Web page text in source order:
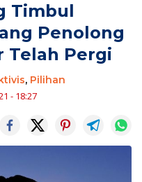
Timbul
Penolong
Telah Pergi
, Pilihan
- 18:27